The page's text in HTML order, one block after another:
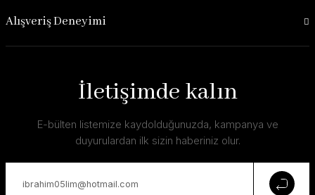
Alışveriş Deneyimi
İletişimde kalın
E-bülten listemize kaydolduğunuzda, kampanya ve
duyurulardan ilk sizin haberiniz olur.